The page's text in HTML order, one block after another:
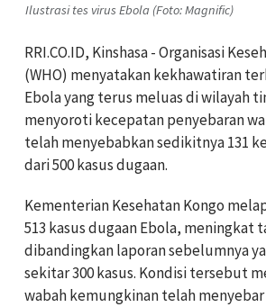
Ilustrasi tes virus Ebola (Foto: Magnific)
RRI.CO.ID, Kinshasa - Organisasi
(WHO) menyatakan kekhawatiran
Ebola yang terus meluas di wilayah
menyoroti kecepatan penyebaran
telah menyebabkan sedikitnya 131
dari 500 kasus dugaan.
Kementerian Kesehatan Kongo
513 kasus dugaan Ebola, meningkat
dibandingkan laporan sebelumnya
sekitar 300 kasus. Kondisi tersebut
wabah kemungkinan telah